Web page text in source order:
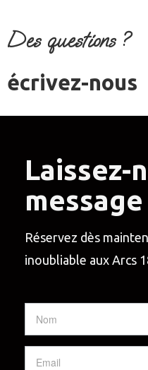
Des questions ?
écrivez-nous
Laissez-
message
Réservez dès
inoubliable aux Arcs